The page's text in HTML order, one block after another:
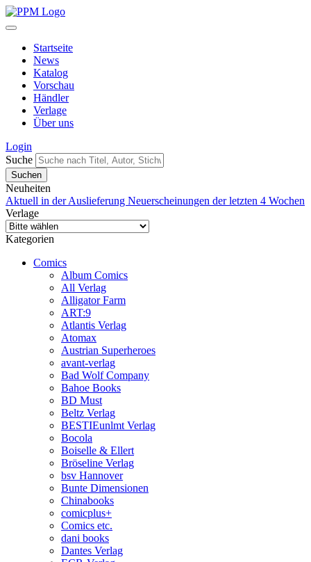
Startseite
News
Katalog
Vorschau
Händler
Verlage
Über uns
Login
Suche
Neuheiten
Aktuell in der Auslieferung Neuerscheinungen der letzten 4 Wochen
Verlage
Kategorien
Comics
Album Comics
All Verlag
Alligator Farm
ART:9
Atlantis Verlag
Atomax
Austrian Superheroes
avant-verlag
Bad Wolf Company
Bahoe Books
BD Must
Beltz Verlag
BESTIEunlmt Verlag
Bocola
Boiselle & Ellert
Bröseline Verlag
bsv Hannover
Bunte Dimensionen
Chinabooks
comicplus+
Comics etc.
dani books
Dantes Verlag